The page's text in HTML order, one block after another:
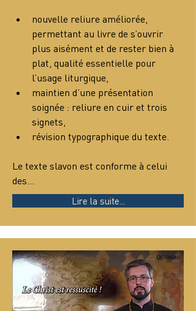
nouvelle reliure améliorée,
permettant au livre de s’ouvrir
plus aisément et de rester bien à
plat, qualité essentielle pour
l’usage liturgique,
maintien d’une présentation
soignée : reliure en cuir et trois
signets,
révision typographique du texte.
Le texte slavon est conforme à celui
des…
Lire la suite...